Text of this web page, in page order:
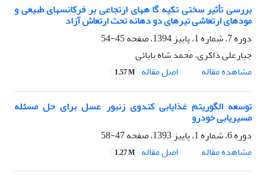
بررسی تأثیر سختی تکیه گا ههای ارتجاعی بر فرکانسهای طبیعی و
مودهای ارتعاشی تیرهای دو دهانه تحت ارتعاش آزاد
دوره 7، شماره 1، پاییز 1394، صفحه
45-54
جبارعلی ذاکری، محمد شاه بابائی
مشاهده مقاله
اصل مقاله 1.57 M
توسعه الگوریتم غذایابی کندوی زنبور عسل برای حل مسئله
مسیریابی خودرو
دوره 6، شماره 1، پاییز 1393، صفحه
47-58
مشاهده مقاله
اصل مقاله 1.27 M